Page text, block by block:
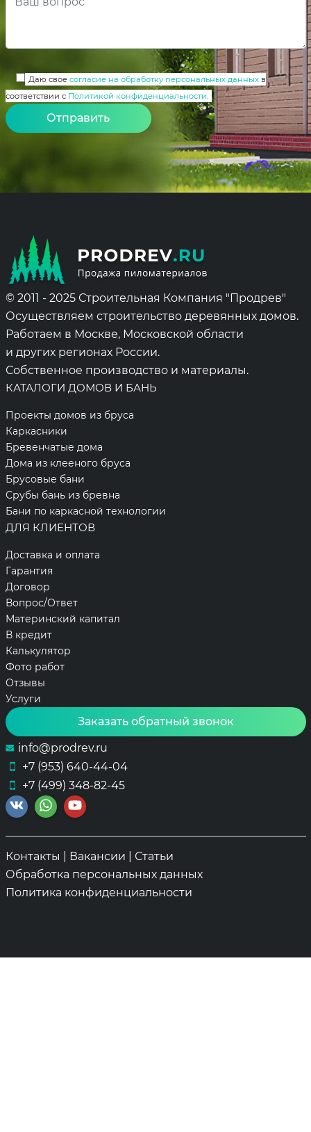
Даю свое согласие на обработку персональных данныхв
соответствии с Политикой конфиденциальности.
© 2011 - 2025 Строительная Компания "Продрев"
Осуществляем строительство деревянных домов.
Работаем в Москве, Московской области
и других регионах России.
Собственное производство и материалы.
КАТАЛОГИ ДОМОВ И БАНЬ
Проекты домов из бруса
Каркасники
Бревенчатые дома
Дома из клееного бруса
Брусовые бани
Срубы бань из бревна
Бани по каркасной технологии
ДЛЯ КЛИЕНТОВ
Доставка и оплата
Гарантия
Договор
Вопрос/Ответ
Материнский капитал
В кредит
Калькулятор
Фото работ
Отзывы
Услуги
Заказать обратный звонок
info@prodrev.ru
+7 (953) 640-44-04
+7 (499) 348-82-45
Контакты Вакансии
Статьи
Обработка персональных данных
Политика конфиденциальности